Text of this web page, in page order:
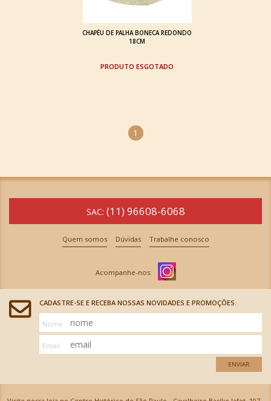
CHAPÉU DE PALHA BONECA REDONDO
18CM
ESGOTADO
1
SAC: (11) 96608-6068
Quem somos Dúvidas Trabalhe conosco
CADASTRE-SE E RECEBA NOSSAS NOVIDADES E PROMOÇÕES.
Nome
Email
ENVIAR